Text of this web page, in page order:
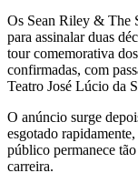
Os Sean Riley & The
para assinalar duas
tour comemorativa
confirmadas, com
Teatro José Lúcio da
O anúncio surge
esgotado
público permanece
carreira.